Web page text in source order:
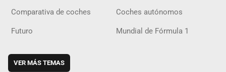
Comparativa de coches Coches autónomos
Futuro Mundial de Fórmula 1
VER MÁS TEMAS